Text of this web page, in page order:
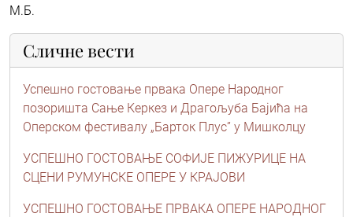
М.Б.
Сличне вести
Успешно гостовање првака Опере Народног
позоришта Сање Керкез и Драгољуба Бајића на
Оперском фестивалу „Барток Плус” у Мишколцу
УСПЕШНО ГОСТОВАЊЕ СОФИЈЕ ПИЖУРИЦЕ НА
СЦЕНИ РУМУНСКЕ ОПЕРЕ У КРАЈОВИ
УСПЕШНО ГОСТОВАЊЕ ПРВАКА ОПЕРЕ НАРОДНОГ